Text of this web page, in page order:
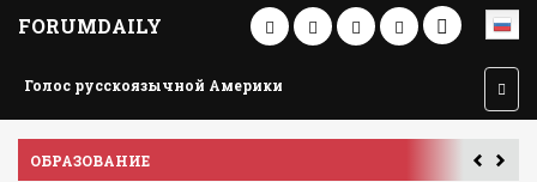
FORUMDAILY
Голос русскоязычной Америки
ПУТЕШЕСТВИЕ ПО АМЕРИКЕ